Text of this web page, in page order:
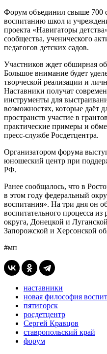
Форум объединил свыше 700
воспитанию школ и
проекта «Навигаторы
сообщества, ученического
педагогов детских садов.
Участников ждет обширная
Большое внимание будет
творческой реализации и
Наставники получат
инструменты для
возможностях, которые даёт
пространств участие в
практические примеры и
пресс-службе Росдетцентра.
Организатором форума
юношеский центр при
РФ.
Ранее сообщалось, что в
в этом году федеральный
воспитания». На три дня он
воспитательного процесса
округа, Донецкой и
Запорожской и Херсонской
#мп
наставники
новая философия
пятигорск
росдетцентр
Сергей Кравцов
ставропольский край
форум